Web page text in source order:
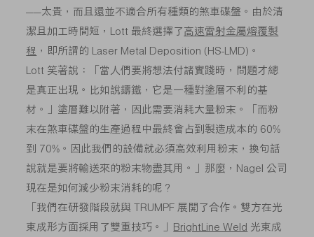
——太貴，而且還並不適合所有種類的煞車碟盤。由於清
潔且加工時間短，Lott 最終選擇了高速雷射金屬熔覆製
程 ，即所謂的 Laser Metal Deposition (HS-LMD)。
Lott 笑著說：「當人們要將想法付諸實踐時，問題才總
是真正出現。比如說鑄鐵，它是一種對塗層不利的基
材。」塗層難以附著，因此需要消耗大量粉末。「而粉
末在煞車碟盤的生產過程中最終會占到製造成本的 60%
到 70%。因此我們的設備就必須高效利用粉末，換句話
說就是要將輸送來的粉末物盡其用。」那麼，Nagel 公司
現在是如何減少粉末消耗的呢？
「我們在研發階段就與 TRUMPF 展開了合作。雙方在光
束成形方面採用了雙重技巧。」 BrightLine Weld 光束成